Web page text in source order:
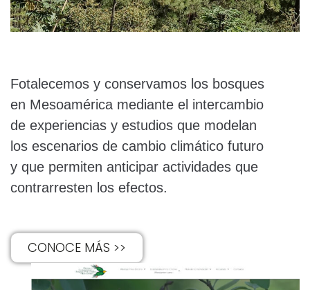
Fotalecemos y conservamos los bosques
en Mesoamérica mediante el intercambio
de experiencias y estudios que modelan
los escenarios de cambio climático futuro
y que permiten anticipar actividades que
contrarresten los efectos.
CONOCE MÁS >>